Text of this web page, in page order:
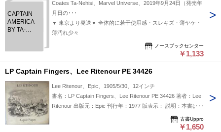
CAPTAIN
AMERICA
BY TA-
VOL. 2:
CAPTAIN
OF
NOTHING
Coates Ta-Nehisi、Marvel Universe、2019年9月24日（発売年
月日の･･･
▼ 東京より発送▼ 全体的に若干使用感・スレキズ・薄ヤケ・
薄汚れ少々
ノースブックセンター
￥1,133
LP Captain Fingers、Lee Ritenour PE 34426
Lee Ritenour、Epic、1905/5/30、12インチ
書名：LP Captain Fingers、Lee Ritenour PE 34426 著者：Lee
Ritenour 出版元：Epic 刊行年：1977 版表示： 説明：本書はリ
ー・リトナーによる1977年刊行の「LP Captain Fingers、Lee
Ritenour PE 34426」で、Epicから発売されています。ジャズ
古書Uppro
￥1,650